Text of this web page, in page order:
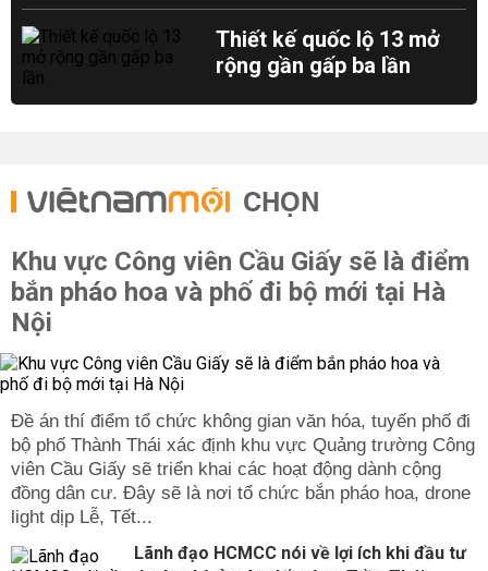
Thiết kế quốc lộ 13 mở
rộng gần gấp ba lần
CHỌN
Khu vực Công viên Cầu Giấy sẽ là điểm
bắn pháo hoa và phố đi bộ mới tại Hà
Nội
Đề án thí điểm tổ chức không gian văn hóa, tuyến phố đi
bộ phố Thành Thái xác định khu vực Quảng trường Công
viên Cầu Giấy sẽ triển khai các hoạt động dành cộng
đồng dân cư. Đây sẽ là nơi tổ chức bắn pháo hoa, drone
light dịp Lễ, Tết...
Lãnh đạo HCMCC nói về lợi ích khi đầu tư